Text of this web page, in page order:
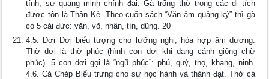
tính, sự quang minh chính đại. Gà trống thờ trong các di tích
được tôn là Thần Kê. Theo cuốn sách “Văn âm quảng ký” thì gà
có 5 cái đức: văn, võ, nhân, tín, dũng. 20
4.5. Dơi Dơi biểu tượng cho lưỡng nghi, hòa hợp âm dương.
Thờ dơi là thờ phúc (hình con dơi khi dang cánh giống chữ
phúc). 5 con dơi gọi là “ngũ phúc”: phú, quý, thọ, khang, ninh.
4.6. Cá Chép Biểu trưng cho sự học hành và thành đạt. Thờ cá